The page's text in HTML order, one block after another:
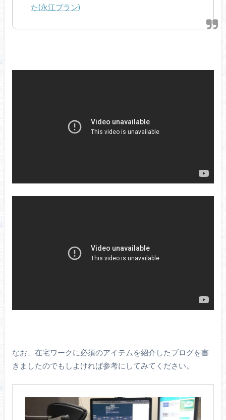
た(永江プラン)
なお、在宅ワークに必須のアイテムを紹介したブログを書
きましたのでもしよければ参考にしてみてください。